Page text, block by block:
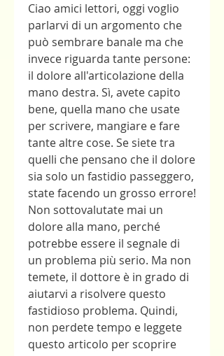
Ciao amici lettori, oggi voglio
parlarvi di un argomento che
può sembrare banale ma che
invece riguarda tante persone:
il dolore all'articolazione della
mano destra. Sì, avete capito
bene, quella mano che usate
per scrivere, mangiare e fare
tante altre cose. Se siete tra
quelli che pensano che il dolore
sia solo un fastidio passeggero,
state facendo un grosso errore!
Non sottovalutate mai un
dolore alla mano, perché
potrebbe essere il segnale di
un problema più serio. Ma non
temete, il dottore è in grado di
aiutarvi a risolvere questo
fastidioso problema. Quindi,
non perdete tempo e leggete
questo articolo per scoprire